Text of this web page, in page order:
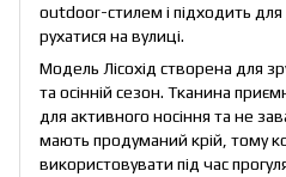
outdoor-стилем і підходить для
рухатися на вулиці.
Модель Лісохід створена для
та осінній сезон. Тканина
для активного носіння та не
мають продуманий крій, тому
використовувати під час